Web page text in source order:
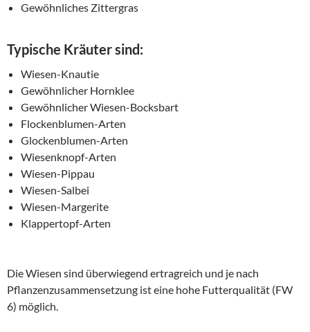
Gewöhnliches Zittergras
Typische Kräuter sind:
Wiesen-Knautie
Gewöhnlicher Hornklee
Gewöhnlicher Wiesen-Bocksbart
Flockenblumen-Arten
Glockenblumen-Arten
Wiesenknopf-Arten
Wiesen-Pippau
Wiesen-Salbei
Wiesen-Margerite
Klappertopf-Arten
Die Wiesen sind überwiegend ertragreich und je nach
Pflanzenzusammensetzung ist eine hohe Futterqualität (FW
6) möglich.